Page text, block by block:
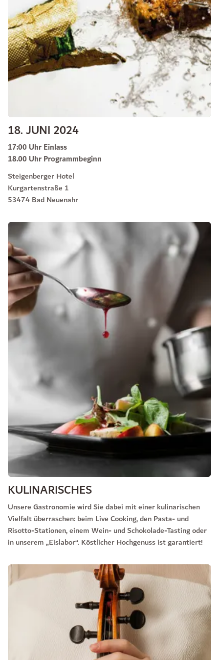
18. JUNI 2024
17:00 Uhr Einlass
18.00 Uhr Programmbeginn
Steigenberger Hotel
Kurgartenstraße 1
53474 Bad Neuenahr
KULINARISCHES
Unsere Gastronomie wird Sie dabei mit einer kulinarischen
Vielfalt überraschen: beim Live Cooking, den Pasta- und
Risotto-Stationen, einem Wein- und Schokolade-Tasting oder
in unserem „Eislabor“. Köstlicher Hochgenuss ist garantiert!